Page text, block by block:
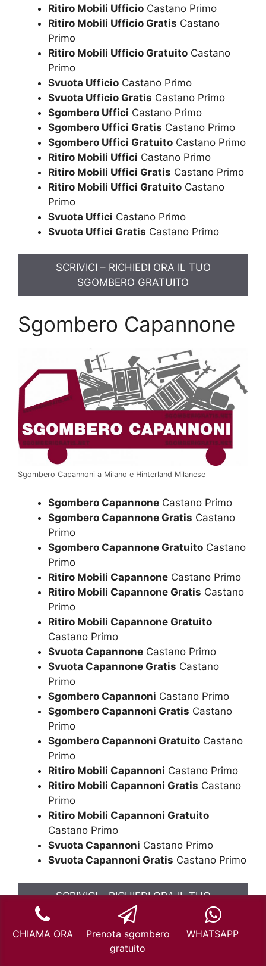
Ritiro Mobili Ufficio Castano Primo
Ritiro Mobili Ufficio Gratis Castano
Primo
Ritiro Mobili Ufficio Gratuito Castano
Primo
Svuota Ufficio Castano Primo
Svuota Ufficio Gratis Castano Primo
Sgombero Uffici Castano Primo
Sgombero Uffici Gratis Castano Primo
Sgombero Uffici Gratuito Castano Primo
Ritiro Mobili Uffici Castano Primo
Ritiro Mobili Uffici Gratis Castano Primo
Ritiro Mobili Uffici Gratuito Castano
Primo
Svuota Uffici Castano Primo
Svuota Uffici Gratis Castano Primo
SCRIVICI – RICHIEDI ORA IL TUO
SGOMBERO GRATUITO
Sgombero Capannone
Sgombero Capannoni a Milano e Hinterland Milanese
Sgombero Capannone Castano Primo
Sgombero Capannone Gratis Castano
Primo
Sgombero Capannone Gratuito Castano
Primo
Ritiro Mobili Capannone Castano Primo
Ritiro Mobili Capannone Gratis Castano
Primo
Ritiro Mobili Capannone Gratuito
Castano Primo
Svuota Capannone Castano Primo
Svuota Capannone Gratis Castano
Primo
Sgombero Capannoni Castano Primo
Sgombero Capannoni Gratis Castano
Primo
Sgombero Capannoni Gratuito Castano
Primo
Ritiro Mobili Capannoni Castano Primo
Ritiro Mobili Capannoni Gratis Castano
Primo
Ritiro Mobili Capannoni Gratuito
Castano Primo
Svuota Capannoni Castano Primo
Svuota Capannoni Gratis Castano Primo
SCRIVICI – RICHIEDI ORA IL TUO
SGOMBERO GRATUITO
Sgombero Albergo
CHIAMA ORA
Prenota sgombero
gratuito
WHATSAPP